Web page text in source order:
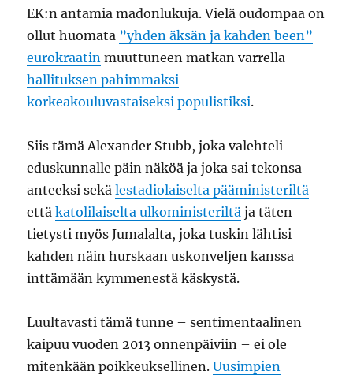
EK:n antamia madonlukuja. Vielä oudompaa on
ollut huomata ”yhden äksän ja kahden been”
eurokraatin muuttuneen matkan varrella
hallituksen pahimmaksi
korkeakouluvastaiseksi populistiksi.
Siis tämä Alexander Stubb, joka valehteli
eduskunnalle päin näköä ja joka sai tekonsa
anteeksi sekälestadiolaiselta pääministeriltä
ettäkatolilaiselta ulkoministeriltä ja täten
tietysti myös Jumalalta, joka tuskin lähtisi
kahden näin hurskaan uskonveljen kanssa
inttämään kymmenestä käskystä.
Luultavasti tämä tunne – sentimentaalinen
kaipuu vuoden 2013 onnenpäiviin – ei ole
mitenkään poikkeuksellinen.Uusimpien